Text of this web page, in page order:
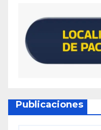
Publicaciones